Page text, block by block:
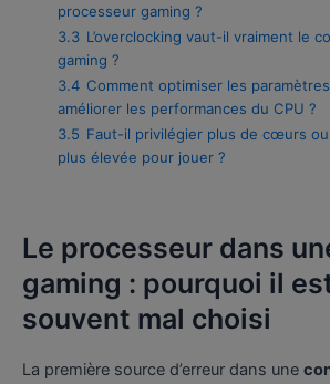
processeur gaming ?
3.3 L’overclocking vaut-il vraiment le
gaming ?
3.4 Comment optimiser les
améliorer les performances du CPU ?
3.5 Faut-il privilégier plus de cœurs
plus élevée pour jouer ?
Le processeur dans
gaming : pourquoi il
souvent mal choisi
La première source d’erreur dans une